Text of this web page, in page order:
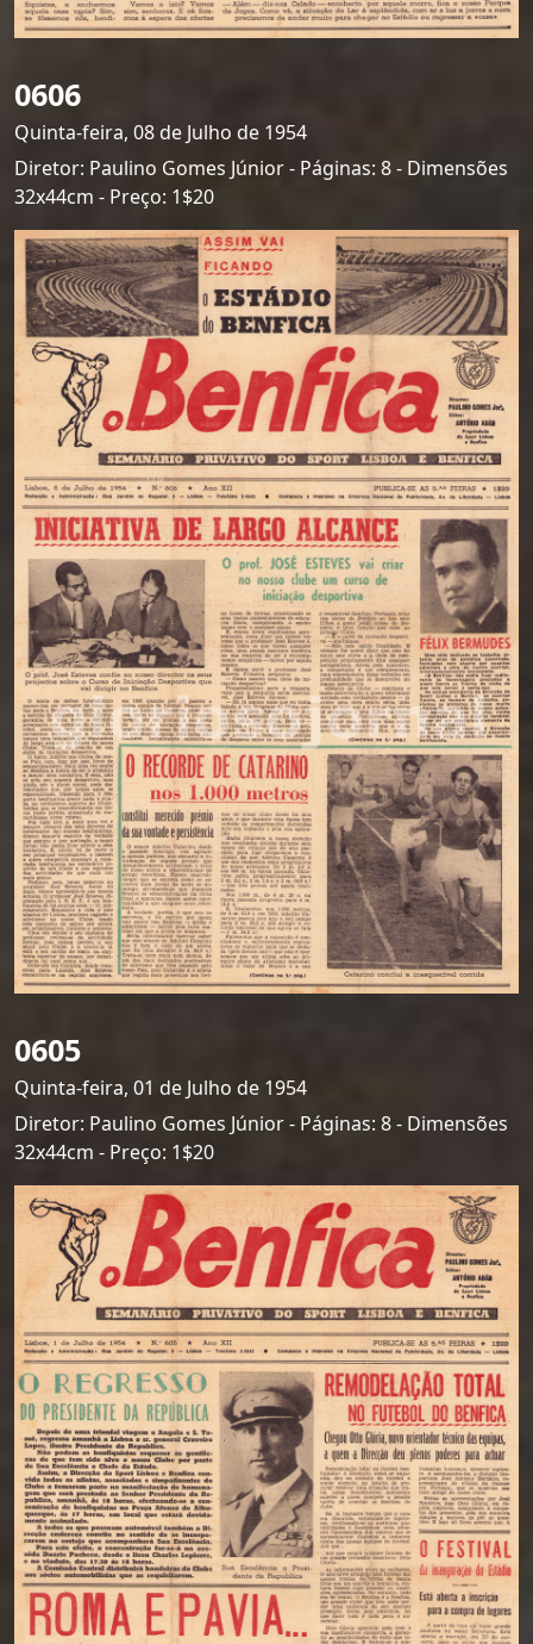
0606
Quinta-feira, 08 de Julho de 1954
Diretor: Paulino Gomes Júnior - Páginas: 8 - Dimensões
32x44cm - Preço: 1$20
0605
Quinta-feira, 01 de Julho de 1954
Diretor: Paulino Gomes Júnior - Páginas: 8 - Dimensões
32x44cm - Preço: 1$20